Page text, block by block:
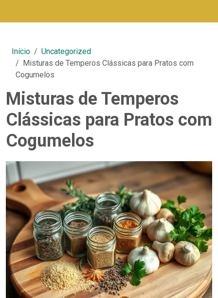
Início
Uncategorized
Misturas de Temperos Clássicas para Pratos com
Cogumelos
Misturas de Temperos
Clássicas para Pratos com
Cogumelos